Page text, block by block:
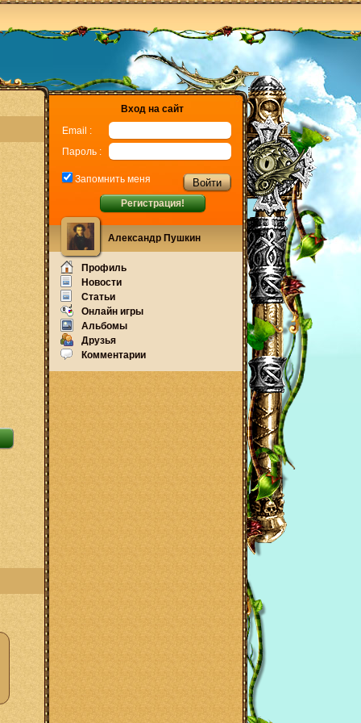
Вход на сайт
Email :
Пароль :
Запомнить меня
Регистрация!
Александр Пушкин
Профиль
Новости
Статьи
Онлайн игры
Альбомы
Друзья
Комментарии